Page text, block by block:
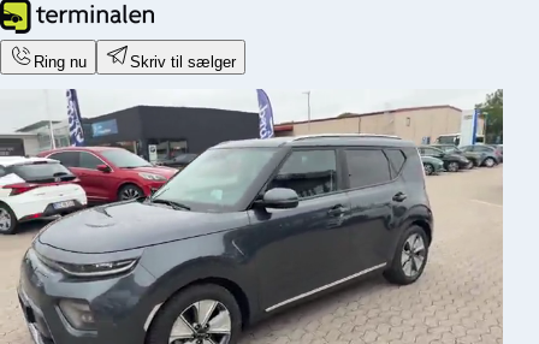
Ring nu Skriv til sælger